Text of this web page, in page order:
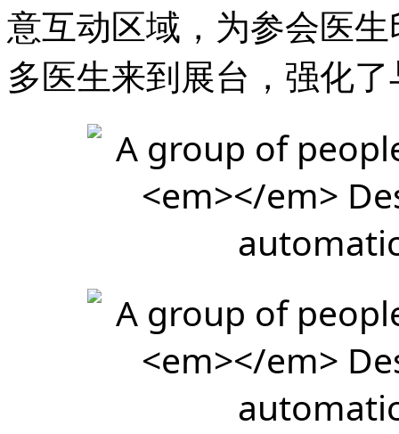
意互动区域，为参会医
多医生来到展台，强化